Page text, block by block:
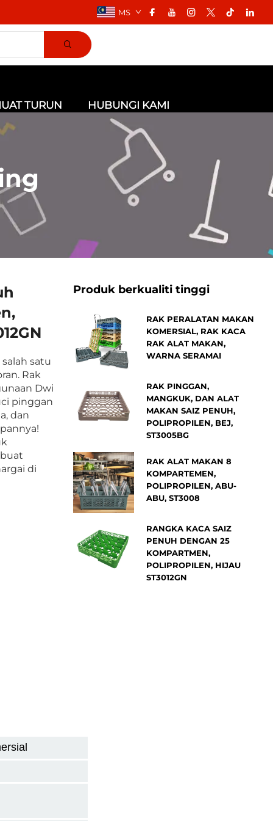
MS
TURUN HUBUNGI KAMI
satu
Rak
Dwi
pinggan
dan
di
Produk berkualiti tinggi
RAK PERALATAN MAKAN
KOMERSIAL, RAK KACA
RAK ALAT MAKAN,
WARNA SERAMAI
RAK PINGGAN,
MANGKUK, DAN ALAT
MAKAN SAIZ PENUH,
POLIPROPILEN, BEJ,
ST3005BG
RAK ALAT MAKAN 8
KOMPARTEMEN,
POLIPROPILEN, ABU-
ABU, ST3008
RANGKA KACA SAIZ
PENUH DENGAN 25
KOMPARTMEN,
POLIPROPILEN, HIJAU
ST3012GN